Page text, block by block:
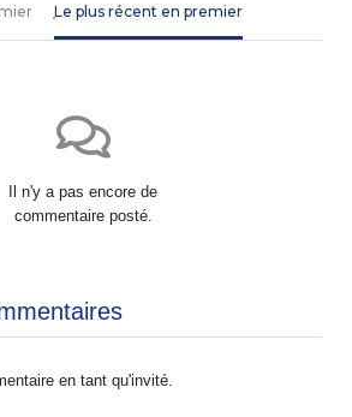
Le plus récent en premier
Il n'y a pas encore de
commentaire posté.
en tant qu'invité.